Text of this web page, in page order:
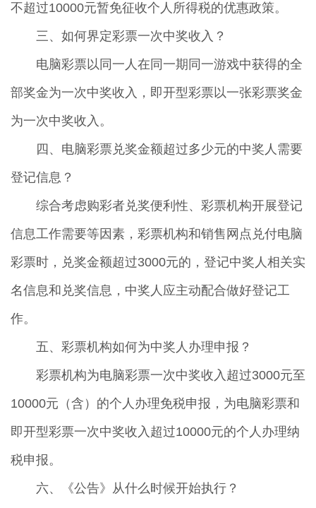
不超过10000元暂免征收个人所得税的优惠政策。
三、如何界定彩票一次中奖收入？
电脑彩票以同一人在同一期同一游戏中获得的全
部奖金为一次中奖收入，即开型彩票以一张彩票奖金
为一次中奖收入。
四、电脑彩票兑奖金额超过多少元的中奖人需要
登记信息？
综合考虑购彩者兑奖便利性、彩票机构开展登记
信息工作需要等因素，彩票机构和销售网点兑付电脑
彩票时，兑奖金额超过3000元的，登记中奖人相关实
名信息和兑奖信息，中奖人应主动配合做好登记工
作。
五、彩票机构如何为中奖人办理申报？
彩票机构为电脑彩票一次中奖收入超过3000元至
10000元（含）的个人办理免税申报，为电脑彩票和
即开型彩票一次中奖收入超过10000元的个人办理纳
税申报。
六、《公告》从什么时候开始执行？